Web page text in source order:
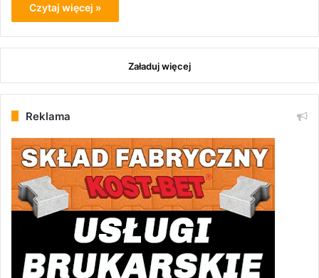
Czytaj więcej »
Załaduj więcej
Reklama